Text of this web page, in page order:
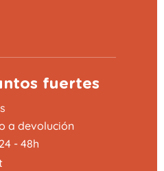
fuertes
a devolución
- 48h